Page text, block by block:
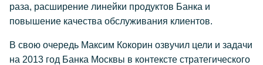
раза, расширение линейки продуктов Банка и
повышение качества обслуживания клиентов.
В свою очередь Максим Кокорин озвучил цели и задачи
на 2013 год Банка Москвы в контексте стратегического